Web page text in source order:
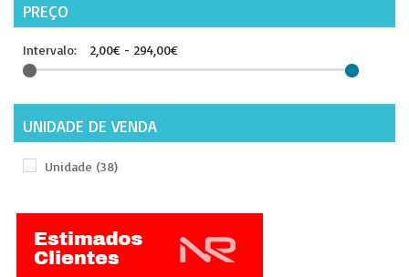
PREÇO
Intervalo: 2,00€ - 294,00€
UNIDADE DE VENDA
Unidade (38)